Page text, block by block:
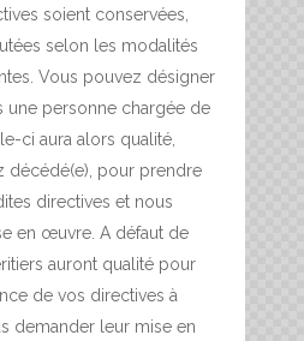
soient conservées,
selon les modalités
Vous pouvez désigner
une personne chargée de
ci aura alors qualité,
décédé(e), pour prendre
directives et nous
en œuvre. A défaut de
auront qualité pour
de vos directives à
demander leur mise en